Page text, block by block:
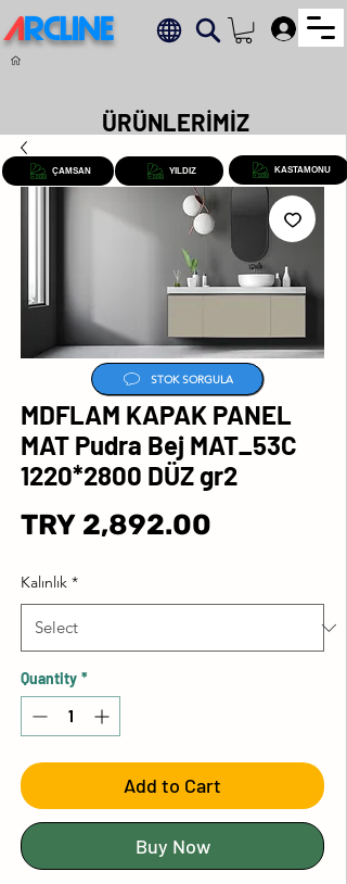
ARCLINE
MDFLAM KAPAK PANEL
MAT Pudra Bej MAT_53C
1220*2800 DÜZ gr2
TRY 2,892.00
Kalınlık *
Quantity *
Add to Cart
Buy Now
ÇAMSAN YILDIZ KASTAMONU
STOK SORGULA
ÜRÜNLERİMİZ